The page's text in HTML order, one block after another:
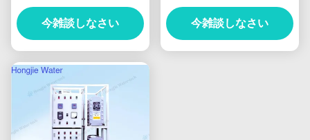
のための超純水設備
今雑談しなさい
フィー
今雑談しなさい